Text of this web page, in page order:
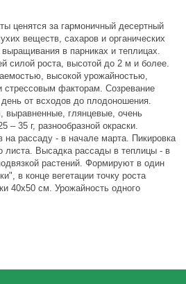
ценятся за гармоничный десертный
веществ, сахаров и органических
в парниках и теплицах.
силой роста, высотой до 2 м и более.
высокой урожайностью,
стрессовым факторам. Созревание
от всходов до плодоношения.
глянцевые, очень
– 35 г, разнообразной окраски.
рассаду - в начале марта. Пикировка
листа. Высадка рассады в теплицы - в
растений. Формируют в один
в конце вегетации точку роста
40х50 см. Урожайность одного